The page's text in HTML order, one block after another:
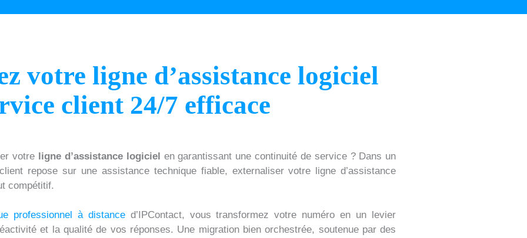
votre ligne d’assistance logiciel
client 24/7 efficace
votre ligne d’assistance logiciel en garantissant une continuité de service ? Dans un
repose sur une assistance technique fiable, externaliser votre ligne d’assistance
compétitif.
professionnel à distanced’IPContact, vous transformez votre numéro en un levier
et la qualité de vos réponses. Une migration bien orchestrée, soutenue par des